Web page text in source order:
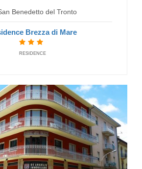
San Benedetto del Tronto
Hotel Taormina
HOTELS
Benedetto del Tronto
Brezza di Mare
RESIDENCE